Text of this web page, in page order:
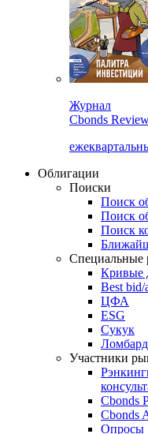
Cbonds Review
Облигации
Поиски
Поиск
Поиск
Поиск
Специальные
Кривые
Best bid/
ЦФА
ESG
Сукук
Участники